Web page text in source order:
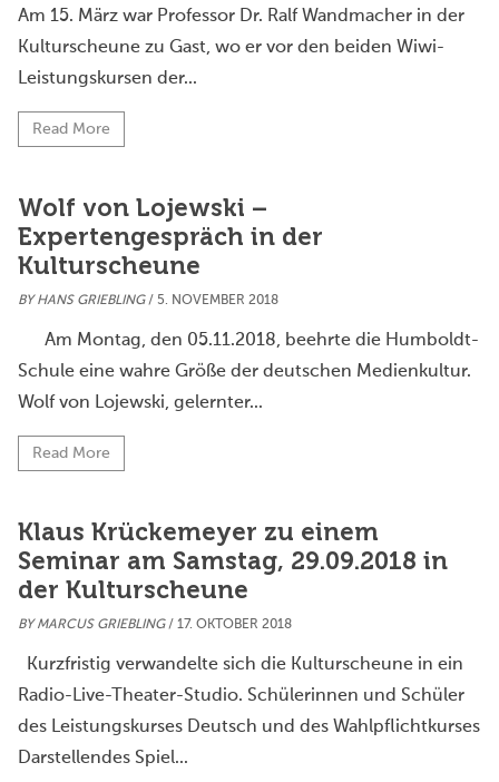
Am 15. März war Professor Dr. Ralf Wandmacher in der
Kulturscheune zu Gast, wo er vor den beiden Wiwi-
Leistungskursen der...
Read More
Wolf von Lojewski –
Expertengespräch in der
Kulturscheune
BYHANS GRIEBLING/ 5. NOVEMBER 2018
Am Montag, den 05.11.2018, beehrte die Humboldt-
Schule eine wahre Größe der deutschen Medienkultur.
Wolf von Lojewski, gelernter...
Read More
Klaus Krückemeyer zu einem
Seminar am Samstag, 29.09.2018 in
der Kulturscheune
BYMARCUS GRIEBLING/ 17. OKTOBER 2018
Kurzfristig verwandelte sich die Kulturscheune in ein
Radio-Live-Theater-Studio. Schülerinnen und Schüler
des Leistungskurses Deutsch und des Wahlpflichtkurses
Darstellendes Spiel...